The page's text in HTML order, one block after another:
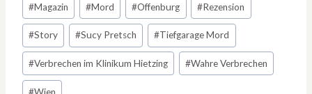
#Magazin #Mord #Offenburg #Rezension
#Story #Sucy Pretsch #Tiefgarage Mord
#Verbrechen im Klinikum Hietzing #Wahre Verbrechen
#Wien